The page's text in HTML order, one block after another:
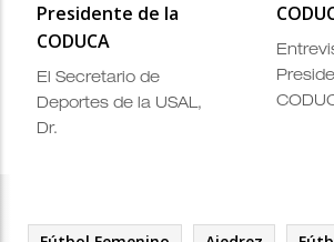
Presidente de la
CODUCA
El Secretario de
Deportes de la USAL,
Dr.